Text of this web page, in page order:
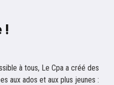
!
à tous, Le Cpa a créé des
aux ados et aux plus jeunes :